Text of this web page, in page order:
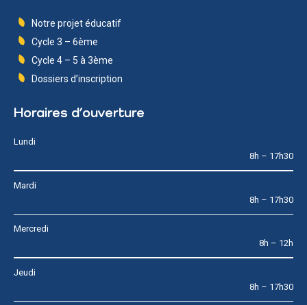
Notre projet éducatif
Cycle 3 – 6ème
Cycle 4 – 5 à 3ème
Dossiers d’inscription
Horaires d’ouverture
Lundi
8h – 17h30
Mardi
8h – 17h30
Mercredi
8h – 12h
Jeudi
8h – 17h30